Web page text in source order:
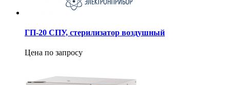
ГП-20 СПУ, стерилизатор воздушный
Цена по запросу